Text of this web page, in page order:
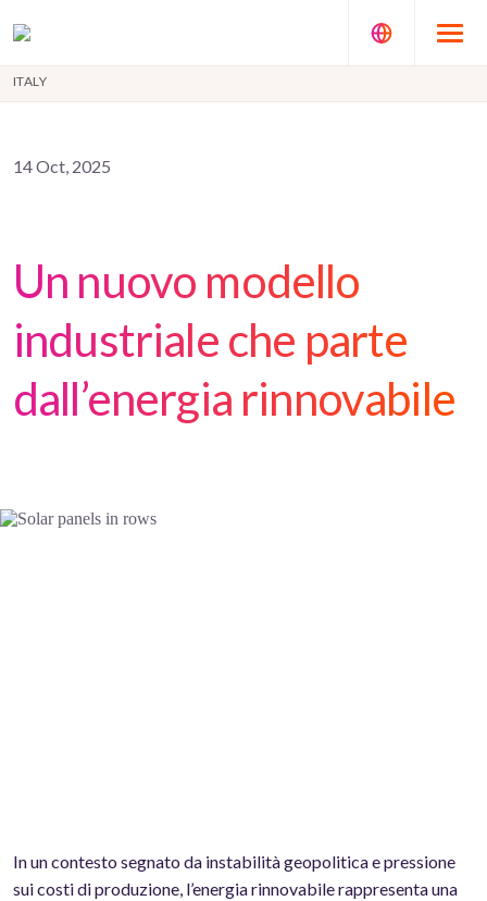
ITALY
14 Oct, 2025
Un nuovo modello
industriale che parte
dall’energia rinnovabile
In un contesto segnato da instabilità geopolitica e pressione
sui costi di produzione, l’energia rinnovabile rappresenta una